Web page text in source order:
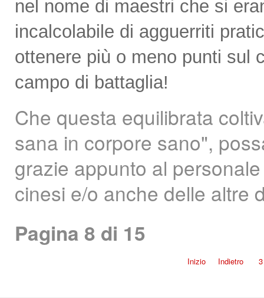
nel nome di maestri che si
incalcolabile di agguerriti
ottenere più o meno punti sul
campo di battaglia!
Che questa equilibrata
sana in corpore sano",
grazie appunto al
cinesi e/o anche delle altre
Pagina 8 di 15
Inizio Indietro 3